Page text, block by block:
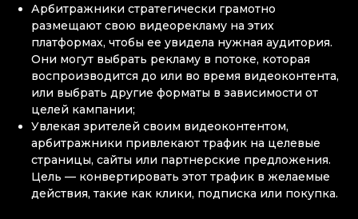
Арбитражники стратегически грамотно
размещают свою видеорекламу на этих
платформах, чтобы ее увидела нужная аудитория.
Они могут выбрать рекламу в потоке, которая
воспроизводится до или во время видеоконтента,
или выбрать другие форматы в зависимости от
целей кампании;
Увлекая зрителей своим видеоконтентом,
арбитражники привлекают трафик на целевые
страницы, сайты или партнерские предложения.
Цель — конвертировать этот трафик в желаемые
действия, такие как клики, подписка или покупка.